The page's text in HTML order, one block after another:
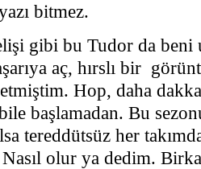
bitmez.
gibi bu Tudor da beni
aç, hırslı bir
Hop, daha
başlamadan. Bu
tereddütsüz her
olur ya dedim.